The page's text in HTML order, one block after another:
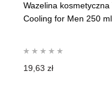
Wazelina
Cooling for Men 250 ml
19,63 zł